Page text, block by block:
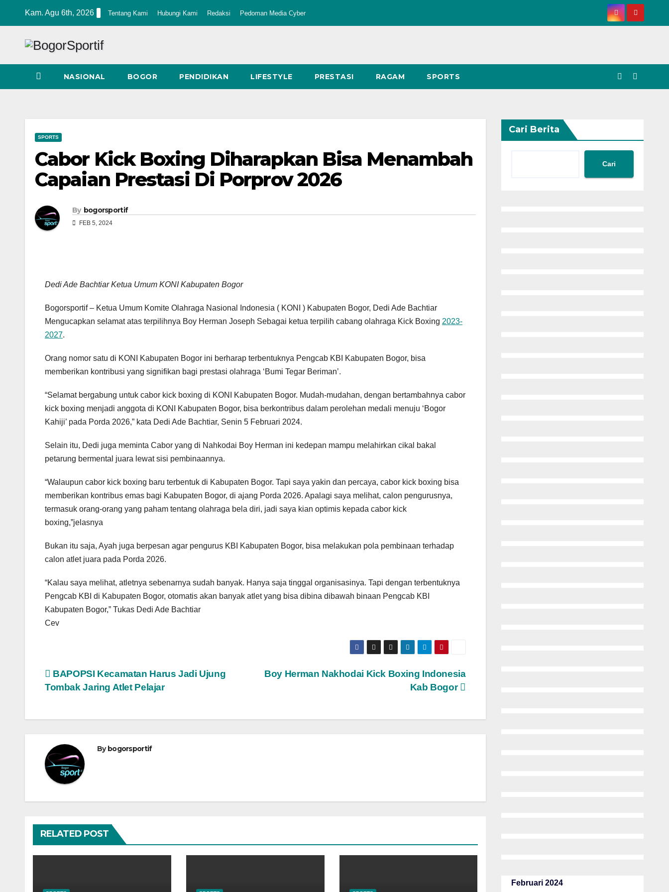
Kam. Agu 6th, 2026 Tentang Kami Hubungi Kami Redaksi Pedoman Media Cyber
NASIONAL BOGOR PENDIDIKAN LIFESTYLE PRESTASI RAGAM SPORTS
SPORTS
Cabor Kick Boxing Diharapkan Bisa Menambah
Capaian Prestasi Di Porprov 2026
By bogorsportif
FEB 5, 2024
Dedi Ade Bachtiar Ketua Umum KONI Kabupaten Bogor
Bogorsportif – Ketua Umum Komite Olahraga Nasional Indonesia ( KONI ) Kabupaten Bogor, Dedi Ade Bachtiar
Mengucapkan selamat atas terpilihnya Boy Herman Joseph Sebagai ketua terpilih cabang olahraga Kick Boxing 2023-
2027.
Orang nomor satu di KONI Kabupaten Bogor ini berharap terbentuknya Pengcab KBI Kabupaten Bogor, bisa
memberikan kontribusi yang signifikan bagi prestasi olahraga ‘Bumi Tegar Beriman’.
“Selamat bergabung untuk cabor kick boxing di KONI Kabupaten Bogor. Mudah-mudahan, dengan bertambahnya cabor
kick boxing menjadi anggota di KONI Kabupaten Bogor, bisa berkontribus dalam perolehan medali menuju ‘Bogor
Kahiji’ pada Porda 2026,” kata Dedi Ade Bachtiar, Senin 5 Februari 2024.
Selain itu, Dedi juga meminta Cabor yang di Nahkodai Boy Herman ini kedepan mampu melahirkan cikal bakal
petarung bermental juara lewat sisi pembinaannya.
“Walaupun cabor kick boxing baru terbentuk di Kabupaten Bogor. Tapi saya yakin dan percaya, cabor kick boxing bisa
memberikan kontribus emas bagi Kabupaten Bogor, di ajang Porda 2026. Apalagi saya melihat, calon pengurusnya,
termasuk orang-orang yang paham tentang olahraga bela diri, jadi saya kian optimis kepada cabor kick
boxing,”jelasnya
Bukan itu saja, Ayah juga berpesan agar pengurus KBI Kabupaten Bogor, bisa melakukan pola pembinaan terhadap
calon atlet juara pada Porda 2026.
“Kalau saya melihat, atletnya sebenarnya sudah banyak. Hanya saja tinggal organisasinya. Tapi dengan terbentuknya
Pengcab KBI di Kabupaten Bogor, otomatis akan banyak atlet yang bisa dibina dibawah binaan Pengcab KBI
Kabupaten Bogor,” Tukas Dedi Ade Bachtiar
Cev
Navigasi
Boy Herman Nakhodai Kick Boxing Indonesia
Kab Bogor
BAPOPSI Kecamatan Harus Jadi Ujung
Tombak Jaring Atlet Pelajar
Bybogorsportif
RELATED POST
Cari Berita
Cari
Februari 2024